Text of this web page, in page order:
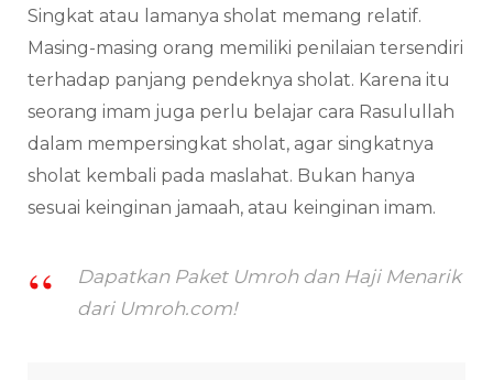
Singkat atau lamanya sholat memang relatif.
Masing-masing orang memiliki penilaian tersendiri
terhadap panjang pendeknya sholat. Karena itu
seorang imam juga perlu belajar cara Rasulullah
dalam mempersingkat sholat, agar singkatnya
sholat kembali pada maslahat. Bukan hanya
sesuai keinginan jamaah, atau keinginan imam.
Dapatkan Paket Umroh dan Haji Menarik
dari Umroh.com!